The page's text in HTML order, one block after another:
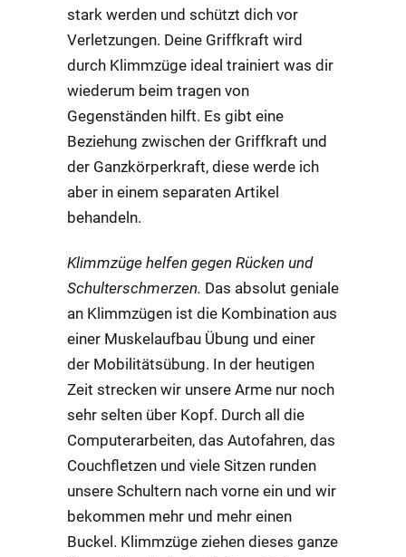
stark werden und schützt dich vor
Verletzungen. Deine Griffkraft wird
durch Klimmzüge ideal trainiert was dir
wiederum beim tragen von
Gegenständen hilft. Es gibt eine
Beziehung zwischen der Griffkraft und
der Ganzkörperkraft, diese werde ich
aber in einem separaten Artikel
behandeln.
Klimmzüge helfen gegen Rücken und
Schulterschmerzen. Das absolut geniale
an Klimmzügen ist die Kombination aus
einer Muskelaufbau Übung und einer
der Mobilitätsübung. In der heutigen
Zeit strecken wir unsere Arme nur noch
sehr selten über Kopf. Durch all die
Computerarbeiten, das Autofahren, das
Couchfletzen und viele Sitzen runden
unsere Schultern nach vorne ein und wir
bekommen mehr und mehr einen
Buckel. Klimmzüge ziehen dieses ganze